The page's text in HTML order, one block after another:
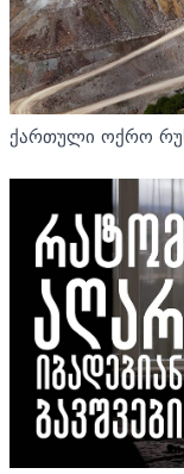
ქართული ოქრო